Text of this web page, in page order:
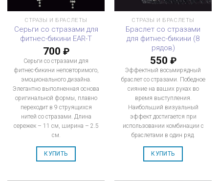
СТРАЗЫ И БРАСЛЕТЫ
Серьги со стразами для
фитнес-бикини EAR-T
700 ₽
Серьги со стразами для
фитнес-бикини неповторимого,
эмоционального дизайна.
Элегантно выполненная основа
оригинальной формы, плавно
переходит в 9 струящихся
нитей со стразами. Длина
сережек – 11 см, ширина – 2.5
см.
КУПИТЬ
СТРАЗЫ И БРАСЛЕТЫ
Браслет со стразами
для фитнес-бикини (8
рядов)
550 ₽
Эффектный восьмирядный
браслет со стразами. Победное
сияние на ваших руках во
время выступления.
Наибольший визуальный
эффект достигается при
использовании комбинации с
браслетами в один ряд.
КУПИТЬ